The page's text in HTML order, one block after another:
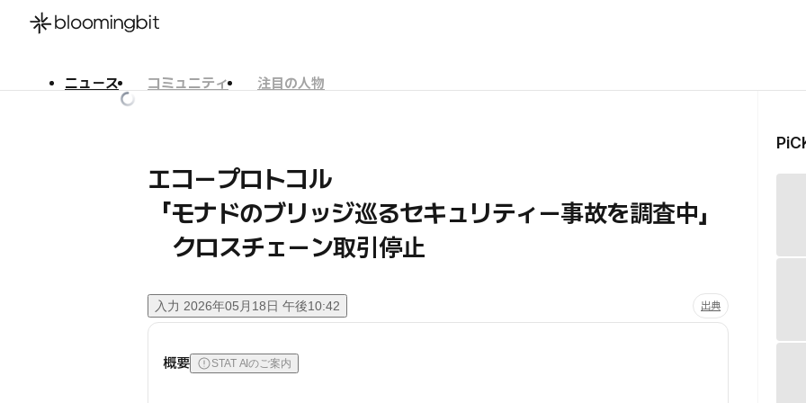
ニュース コミュニティ
注目の人物
エコープロトコル
「モナドのブリッジ巡るセキュリティー事故を調査中」
クロスチェーン取引停止
入力 2026年05月18日 午後10:42 出典
概要 STAT AIのご案内